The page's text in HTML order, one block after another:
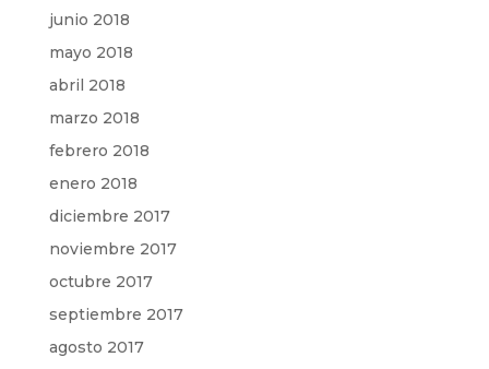
junio 2018
mayo 2018
abril 2018
marzo 2018
febrero 2018
enero 2018
diciembre 2017
noviembre 2017
octubre 2017
septiembre 2017
agosto 2017